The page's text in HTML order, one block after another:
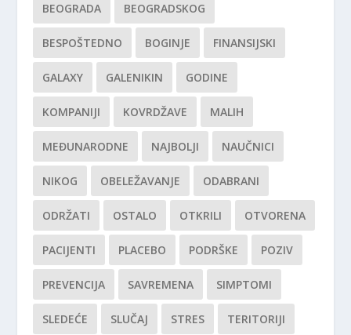
BEOGRADA BEOGRADSKOG
BESPOŠTEDNO BOGINJE FINANSIJSKI
GALAXY GALENIKIN GODINE
KOMPANIJI KOVRDŽAVE MALIH
MEĐUNARODNE NAJBOLJI NAUČNICI
NIKOG OBELEŽAVANJE ODABRANI
ODRŽATI OSTALO OTKRILI OTVORENA
PACIJENTI PLACEBO PODRŠKE POZIV
PREVENCIJA SAVREMENA SIMPTOMI
SLEDEĆE SLUČAJ STRES TERITORIJI